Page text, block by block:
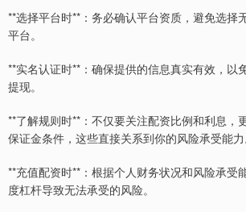
**选择平台时**：务必确认平台资质，避免选择
平台。
**实名认证时**：确保提供的信息真实有效，以
提现。
**了解规则时**：不仅要关注配资比例和利息，
保证金条件，这些直接关系到你的风险承受能力
**充值配资时**：根据个人财务状况和风险承受
度杠杆导致无法承受的风险。